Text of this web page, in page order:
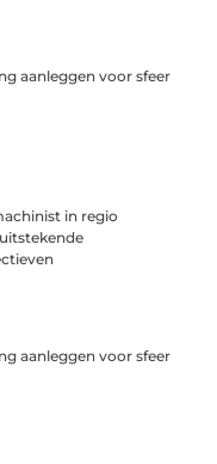
aanleggen voor sfeer
in regio
aanleggen voor sfeer